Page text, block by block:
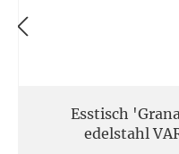
Esstisch
edelstahl